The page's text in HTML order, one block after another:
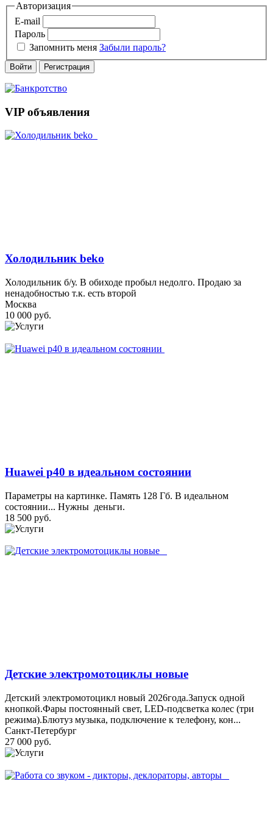
Авторизация
E-mail
Пароль
Запомнить меня Забыли пароль?
Войти Регистрация
VIP объявления
Холодильник beko
Холодильник б/у. В обиходе пробыл недолго. Продаю за
ненадобностью т.к. есть второй
Москва
10 000 руб.
Huawei p40 в идеальном состоянии
Параметры на картинке. Память 128 Гб. В идеальном
состоянии... Нужны деньги.
18 500 руб.
Детские электромотоциклы новые
Детский электромотоцикл новый 2026года.Запуск одной
кнопкой.Фары постоянный свет, LED-подсветка колес (три
режима).Блютуз музыка, подключение к телефону, кон...
Санкт-Петербург
27 000 руб.